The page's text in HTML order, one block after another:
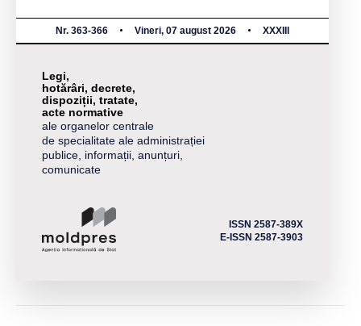
Nr. 363-366 Vineri, 07 august 2026 XXXIII
Legi,
hotărâri, decrete,
dispoziții, tratate,
acte normative
ale organelor centrale
de specialitate ale administrației
publice, informații, anunțuri,
comunicate
ISSN 2587-389X
E-ISSN 2587-3903